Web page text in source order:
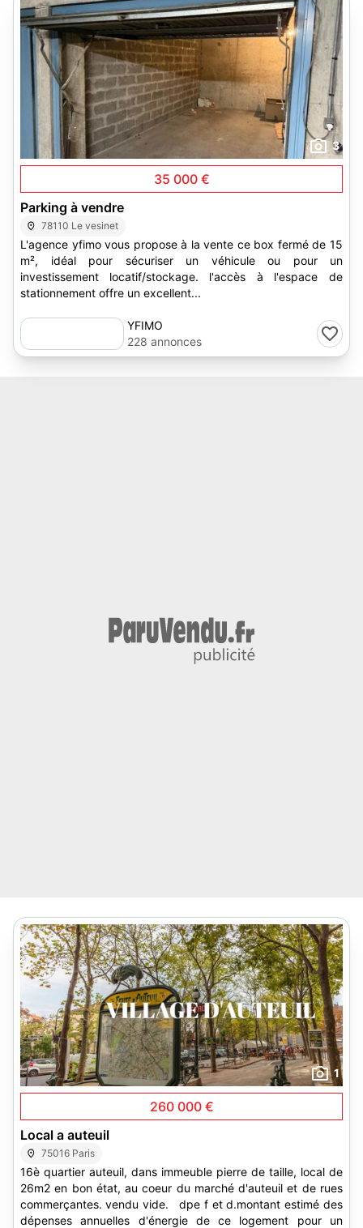
3
35 000 €
Parking à vendre
78110 Le vesinet
L'agence yfimo vous propose à la vente ce box fermé de 15
m², idéal pour sécuriser un véhicule ou pour un
investissement locatif/stockage. l'accès à l'espace de
stationnement offre un excellent...
YFIMO
228 annonces
1
260 000 €
Local a auteuil
75016 Paris
16è quartier auteuil, dans immeuble pierre de taille, local de
26m2 en bon état, au coeur du marché d'auteuil et de rues
commerçantes. vendu vide. dpe f et d.montant estimé des
dépenses annuelles d'énergie de ce logement pour un